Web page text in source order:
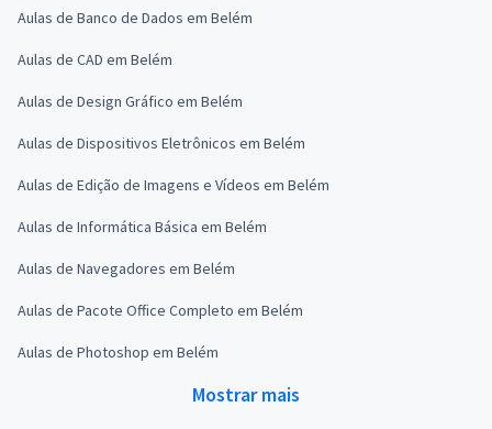
Aulas de Banco de Dados em Belém
Aulas de CAD em Belém
Aulas de Design Gráfico em Belém
Aulas de Dispositivos Eletrônicos em Belém
Aulas de Edição de Imagens e Vídeos em Belém
Aulas de Informática Básica em Belém
Aulas de Navegadores em Belém
Aulas de Pacote Office Completo em Belém
Aulas de Photoshop em Belém
Mostrar mais